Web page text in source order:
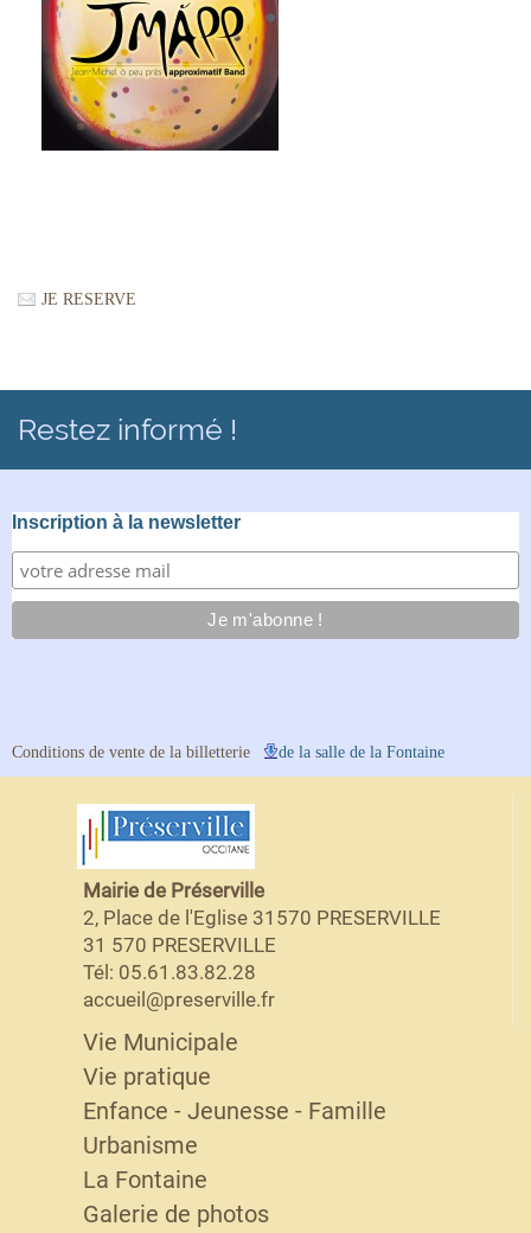
JE RESERVE
Restez informé !
Inscription à la newsletter
Conditions de vente de la billetterie de la salle de la Fontaine
Mairie de Préserville
2, Place de l'Eglise 31570 PRESERVILLE
31 570 PRESERVILLE
Tél: 05.61.83.82.28
accueil@preserville.fr
Vie Municipale
Vie pratique
Enfance - Jeunesse - Famille
Urbanisme
La Fontaine
Galerie de photos